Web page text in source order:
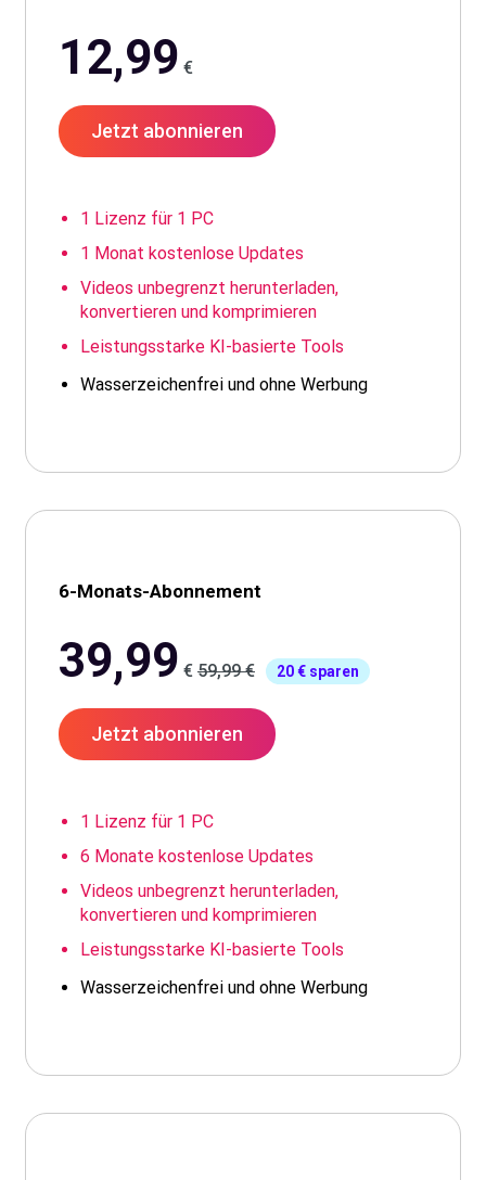
12,99 €
Jetzt abonnieren
1 Lizenz für 1 PC
1 Monat kostenlose Updates
Videos unbegrenzt herunterladen,
konvertieren und komprimieren
Leistungsstarke KI-basierte Tools
Wasserzeichenfrei und ohne Werbung
6-Monats-Abonnement
39,99 € 59,99 € 20 € sparen
Jetzt abonnieren
1 Lizenz für 1 PC
6 Monate kostenlose Updates
Videos unbegrenzt herunterladen,
konvertieren und komprimieren
Leistungsstarke KI-basierte Tools
Wasserzeichenfrei und ohne Werbung